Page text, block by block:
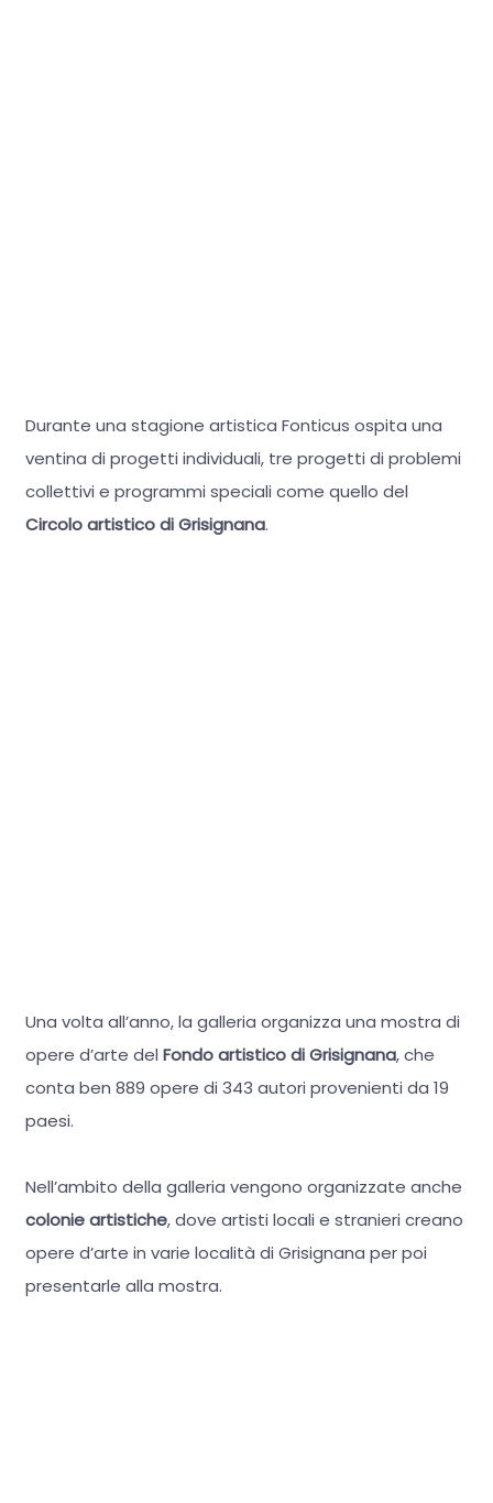
Durante una stagione artistica Fonticus ospita una
ventina di progetti individuali, tre progetti di problemi
collettivi e programmi speciali come quello del
Circolo artistico di Grisignana.
Una volta all’anno, la galleria organizza una mostra di
opere d’arte del Fondo artistico di Grisignana, che
conta ben 889 opere di 343 autori provenienti da 19
paesi.
Nell’ambito della galleria vengono organizzate anche
colonie artistiche, dove artisti locali e stranieri creano
opere d’arte in varie località di Grisignana per poi
presentarle alla mostra.